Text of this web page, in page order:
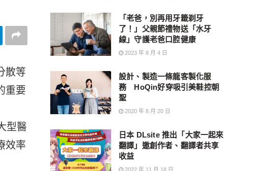
散等
重要
型醫
效率
「老爸，別再用牙籤剃牙
了！」父親節禮物送「水牙
線」守護老爸口腔健康
2023 年 8 月 4 日
設計、製造一條龍客製化服
務 HoQin好穿吸引美鞋控朝
聖
2020 年 8 月 20 日
日本 DLsite 推出「大家一起來
翻譯」邀創作者、翻譯者共享
收益
2022 年 11 月 18 日